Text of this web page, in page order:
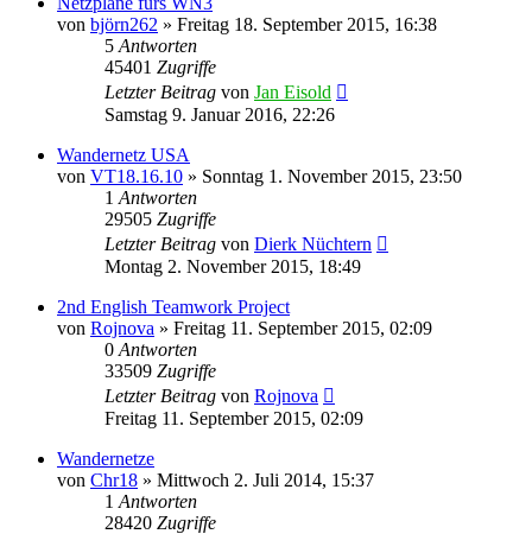
von björn262 » Freitag 18. September 2015, 16:38
5 Antworten
45401 Zugriffe
Letzter Beitrag von Jan Eisold
Samstag 9. Januar 2016, 22:26
Wandernetz USA
von VT18.16.10 » Sonntag 1. November 2015, 23:50
1 Antworten
29505 Zugriffe
Letzter Beitrag von Dierk Nüchtern
Montag 2. November 2015, 18:49
2nd English Teamwork Project
von Rojnova » Freitag 11. September 2015, 02:09
0 Antworten
33509 Zugriffe
Letzter Beitrag von Rojnova
Freitag 11. September 2015, 02:09
Wandernetze
von Chr18 » Mittwoch 2. Juli 2014, 15:37
1 Antworten
28420 Zugriffe